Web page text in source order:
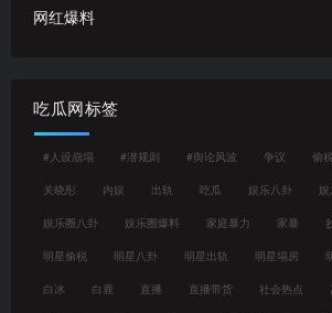
网红爆料
吃瓜网标签
#人设崩塌 #潜规则 #舆论风波 争议 偷税
关晓彤 内娱 出轨 吃瓜 娱乐八卦 娱
娱乐圈八卦 娱乐圈爆料 家庭暴力 家暴
明星偷税 明星八卦 明星出轨 明星塌房
白冰 白鹿 直播 直播带货 社会热点